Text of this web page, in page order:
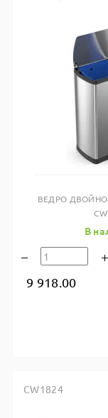
Купить
ВЕДРО
В
9 918.00
CW1824